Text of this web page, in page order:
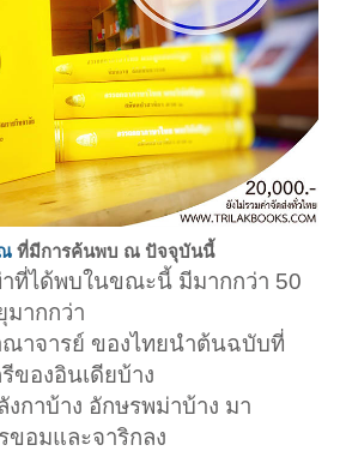
ที่มีการค้นพบ ณ ปัจจุบันนี้
าที่ได้พบในขณะนี้ มีมากกว่า 50
มากกว่า
ณาจารย์ ของไทยนำต้นฉบับที่
ของอินเดียบ้าง
กาบ้าง อักษรพม่าบ้าง มา
ขอมและจาริกลง